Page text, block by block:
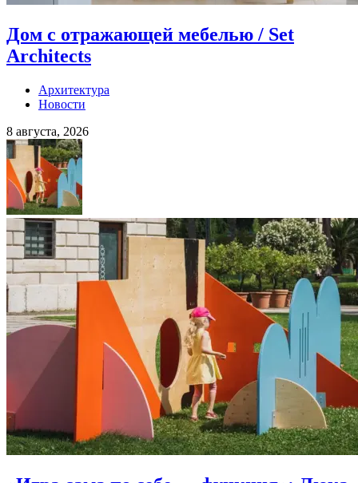
Дом с отражающей мебелью / Set
Architects
Архитектура
Новости
8 августа, 2026